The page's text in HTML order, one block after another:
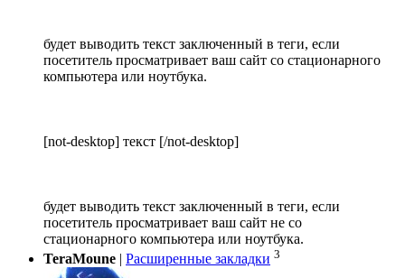
будет выводить текст заключенный в теги, если
посетитель просматривает ваш сайт со стационарного
компьютера или ноутбука.
[not-desktop] текст [/not-desktop]
будет выводить текст заключенный в теги, если
посетитель просматривает ваш сайт не со
стационарного компьютера или ноутбука.
TeraMoune | Расширенные закладки 3